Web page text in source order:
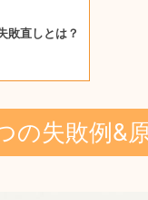
敗直しとは？
の失敗例&